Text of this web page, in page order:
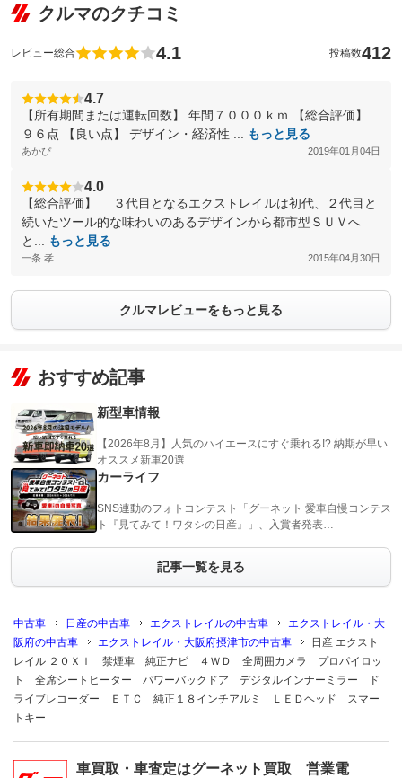
クルマのクチコミ
レビュー総合 4.1 投稿数412
4.7
【所有期間または運転回数】 年間７０００ｋｍ 【総合評価】
９６点 【良い点】 デザイン・経済性 ...
もっと見る
あかぴ 2019年01月04日
4.0
【総合評価】 ３代目となるエクストレイルは初代、２代目と
続いたツール的な味わいのあるデザインから都市型ＳＵＶへ
と...
もっと見る
一条 孝 2015年04月30日
クルマレビューをもっと見る
おすすめ記事
新型車情報
【2026年8月】人気のハイエースにすぐ乗れる!? 納期が早い
オススメ新車20選
カーライフ
SNS連動のフォトコンテスト「グーネット 愛車自慢コンテス
ト『見てみて！ワタシの日産』」、入賞者発表…
記事一覧を見る
中古車 日産の中古車 エクストレイルの中古車
エクストレイル・大
阪府の中古車
エクストレイル・大阪府摂津市の中古車
日産 エクスト
レイル ２０Ｘｉ 禁煙車 純正ナビ ４ＷＤ 全周囲カメラ プロパイロッ
ト 全席シートヒーター パワーバックドア デジタルインナーミラー ド
ライブレコーダー ＥＴＣ 純正１８インチアルミ ＬＥＤヘッド スマー
トキー
車買取・車査定はグーネット買取 営業電